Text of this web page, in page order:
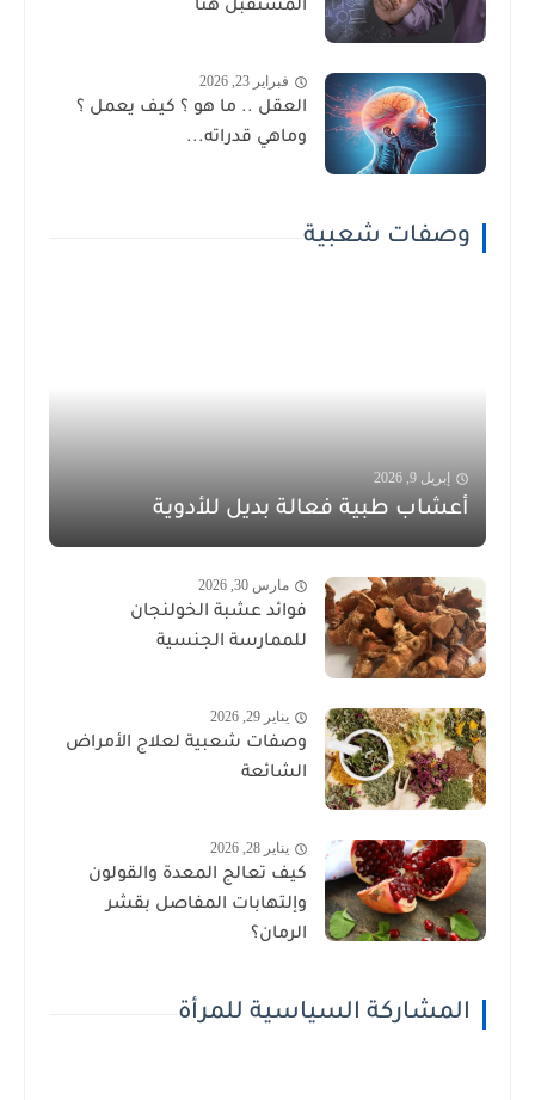
المستقبل هنا
فبراير 23, 2026
العقل .. ما هو ؟ كيف يعمل ؟
وماهي قدراته...
وصفات شعبية
إبريل 9, 2026
أعشاب طبية فعالة بديل للأدوية
مارس 30, 2026
فوائد عشبة الخولنجان
للممارسة الجنسية
يناير 29, 2026
وصفات شعبية لعلاج الأمراض
الشائعة
يناير 28, 2026
كيف تعالج المعدة والقولون
وإلتهابات المفاصل بقشر
الرمان؟
المشاركة السياسية للمرأة